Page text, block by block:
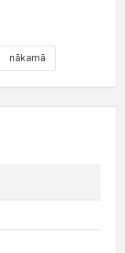
nākamā